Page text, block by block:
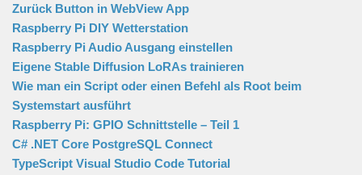
Zurück Button in WebView App
Raspberry Pi DIY Wetterstation
Raspberry Pi Audio Ausgang einstellen
Eigene Stable Diffusion LoRAs trainieren
Wie man ein Script oder einen Befehl als Root beim
Systemstart ausführt
Raspberry Pi: GPIO Schnittstelle – Teil 1
C# .NET Core PostgreSQL Connect
TypeScript Visual Studio Code Tutorial